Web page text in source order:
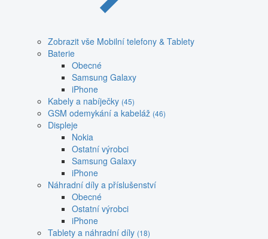
Zobrazit vše Mobilní telefony & Tablety
Baterie
Obecné
Samsung Galaxy
iPhone
Kabely a nabíječky (45)
GSM odemykání a kabeláž (46)
Displeje
Nokia
Ostatní výrobci
Samsung Galaxy
iPhone
Náhradní díly a příslušenství
Obecné
Ostatní výrobci
iPhone
Tablety a náhradní díly (18)